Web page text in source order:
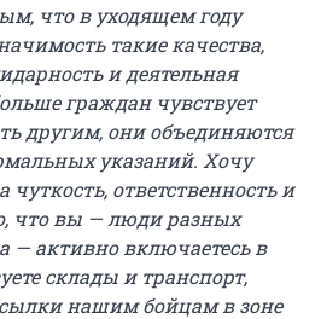
что в уходящем году
такие качества,
и деятельная
граждан чувствует
другим, они объединяются
указаний. Хочу
чуткость, ответственность и
что вы — люди разных
— активно включаетесь в
склады и транспорт,
нашим бойцам в зоне